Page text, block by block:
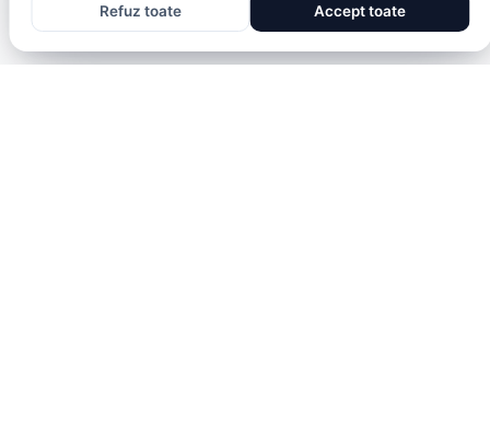
Refuz toate
Accept toate